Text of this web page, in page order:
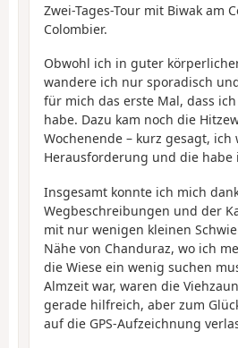
Zwei-Tages-Tour mit Biwak am
Colombier.
Obwohl ich in guter
wandere ich nur sporadisch
für mich das erste Mal, dass
habe. Dazu kam noch die
Wochenende – kurz gesagt, ich
Herausforderung und die habe
Insgesamt konnte ich mich
Wegbeschreibungen und der
mit nur wenigen kleinen
Nähe von Chanduraz, wo ich
die Wiese ein wenig suchen
Almzeit war, waren die
gerade hilfreich, aber zum
auf die GPS-Aufzeichnung